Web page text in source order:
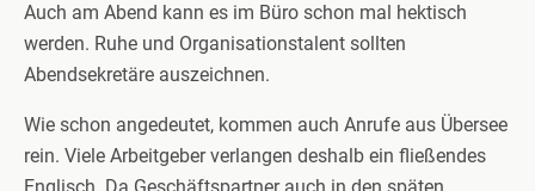
Auch am Abend kann es im Büro schon mal hektisch
werden. Ruhe und Organisationstalent sollten
Abendsekretäre auszeichnen.
Wie schon angedeutet, kommen auch Anrufe aus Übersee
rein. Viele Arbeitgeber verlangen deshalb ein fließendes